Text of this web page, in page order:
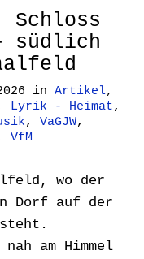
südlich
in Artikel,
Lyrik - Heimat,
, VaGJW,
VfM
wo der
Dorf auf der
am Himmel